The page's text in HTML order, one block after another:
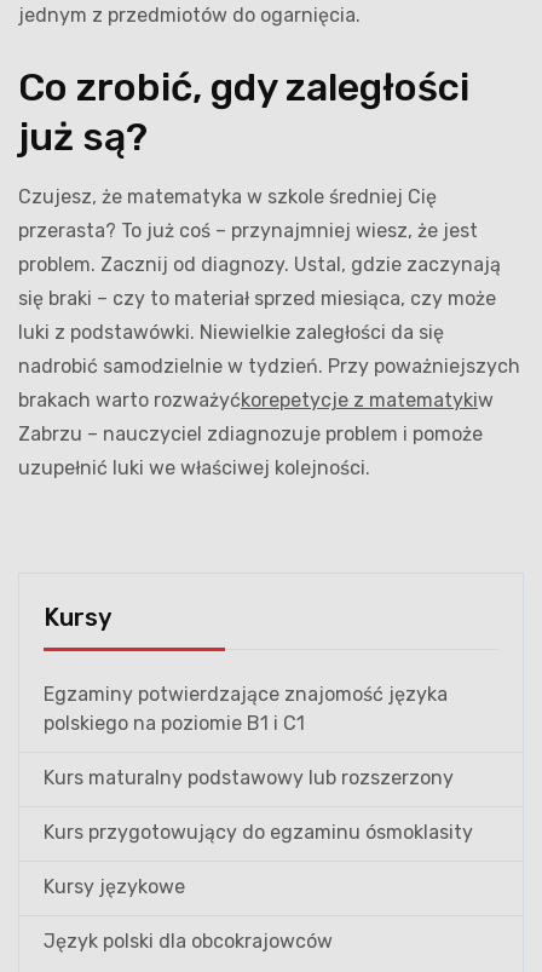
jednym z przedmiotów do ogarnięcia.
Co zrobić, gdy zaległości
już są?
Czujesz, że matematyka w szkole średniej Cię
przerasta? To już coś – przynajmniej wiesz, że jest
problem. Zacznij od diagnozy. Ustal, gdzie zaczynają
się braki – czy to materiał sprzed miesiąca, czy może
luki z podstawówki. Niewielkie zaległości da się
nadrobić samodzielnie w tydzień. Przy poważniejszych
brakach warto rozważyćkorepetycje z matematykiw
Zabrzu – nauczyciel zdiagnozuje problem i pomoże
uzupełnić luki we właściwej kolejności.
Kursy
Egzaminy potwierdzające znajomość języka
polskiego na poziomie B1 i C1
Kurs maturalny podstawowy lub rozszerzony
Kurs przygotowujący do egzaminu ósmoklasity
Kursy językowe
Język polski dla obcokrajowców